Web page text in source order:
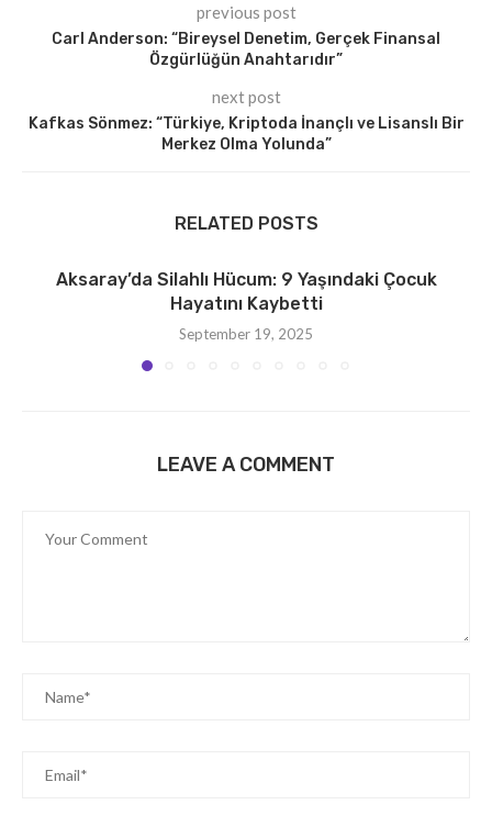
previous post
Carl Anderson: “Bireysel Denetim, Gerçek Finansal
Özgürlüğün Anahtarıdır”
next post
Kafkas Sönmez: “Türkiye, Kriptoda İnançlı ve Lisanslı Bir
Merkez Olma Yolunda”
RELATED POSTS
Aksaray’da Silahlı Hücum: 9 Yaşındaki Çocuk
Hayatını Kaybetti
September 19, 2025
LEAVE A COMMENT